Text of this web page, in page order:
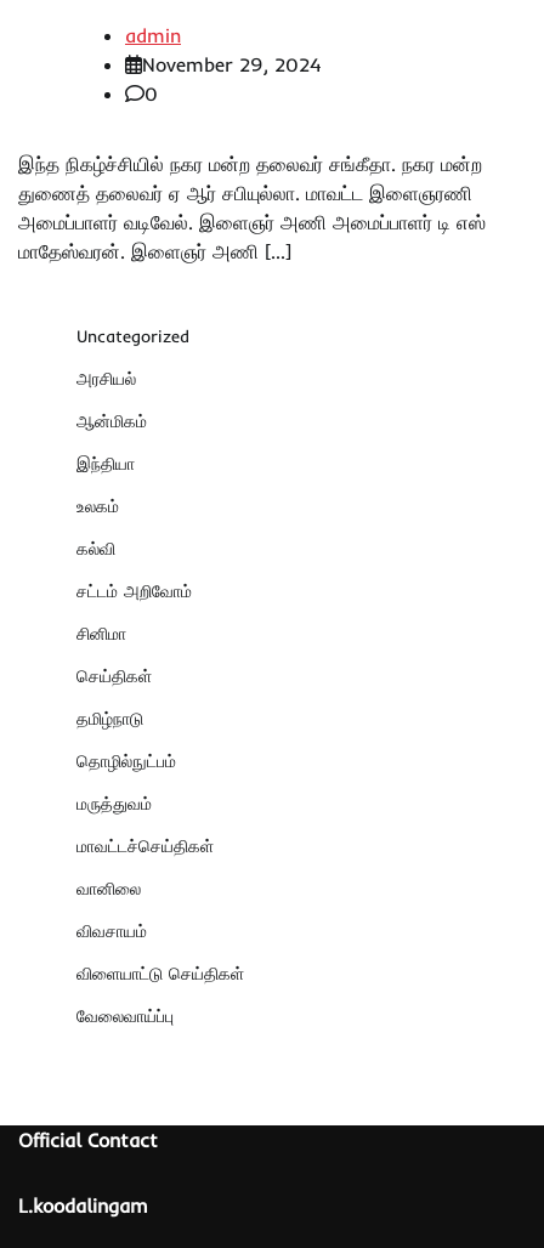
admin
November 29, 2024
0
இந்த நிகழ்ச்சியில் நகர மன்ற தலைவர் சங்கீதா. நகர மன்ற
துணைத் தலைவர் ஏ ஆர் சபியுல்லா. மாவட்ட இளைஞரணி
அமைப்பாளர் வடிவேல். இளைஞர் அணி அமைப்பாளர் டி எஸ்
மாதேஸ்வரன். இளைஞர் அணி […]
Uncategorized
அரசியல்
ஆன்மிகம்
இந்தியா
உலகம்
கல்வி
சட்டம் அறிவோம்
சினிமா
செய்திகள்
தமிழ்நாடு
தொழில்நுட்பம்
மருத்துவம்
மாவட்டச்செய்திகள்
வானிலை
விவசாயம்
விளையாட்டு செய்திகள்
வேலைவாய்ப்பு
Official Contact
L.koodalingam